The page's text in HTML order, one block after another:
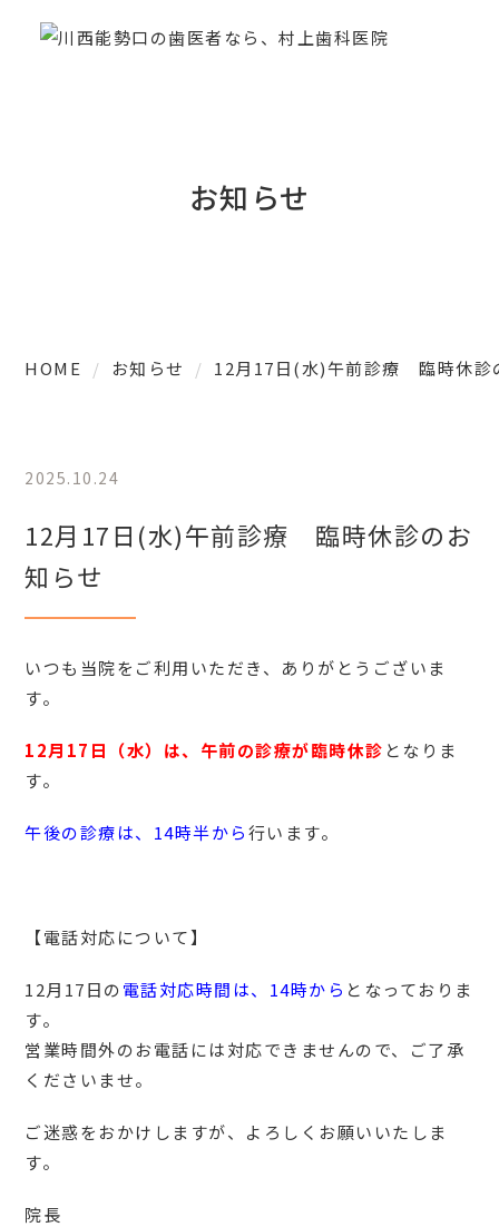
お知らせ
HOME お知らせ 12月17日(水)午前診療 臨時休診
2025.10.24
12月17日(水)午前診療 臨時休診のお
知らせ
いつも当院をご利用いただき、ありがとうございま
す。
12月17日（水）は、午前の診療が臨時休診 となりま
す。
午後の診療は、14時半から行います。
【電話対応について】
12月17日の電話対応時間は、14時から となっておりま
す。
営業時間外のお電話には対応できませんので、ご了承
くださいませ。
ご迷惑をおかけしますが、よろしくお願いいたしま
す。
院長